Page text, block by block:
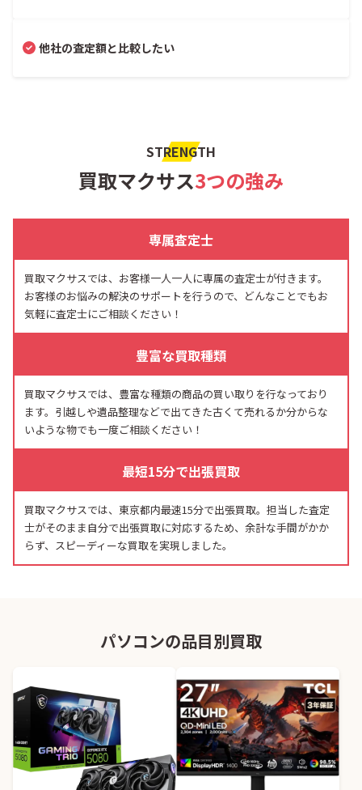
他社の査定額と比較したい
STRENGTH
買取マクサス3つの強み
専属査定士
買取マクサスでは、お客様一人一人に専属の査定士が付きます。
お客様のお悩みの解決のサポートを行うので、どんなことでもお
気軽に査定士にご相談ください！
豊富な買取種類
買取マクサスでは、豊富な種類の商品の買い取りを行なっており
ます。引越しや遺品整理などで出てきた古くて売れるか分からな
いような物でも一度ご相談ください！
最短15分で出張買取
買取マクサスでは、東京都内最速15分で出張買取。担当した査定
士がそのまま自分で出張買取に対応するため、余計な手間がかか
らず、スピーディーな買取を実現しました。
パソコンの品目別買取